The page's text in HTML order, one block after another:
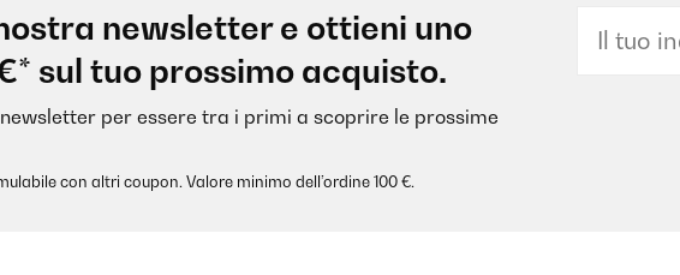
newsletter e ottieni uno
sul tuo prossimo acquisto.
per essere tra i primi a scoprire le prossime
con altri coupon. Valore minimo dell’ordine 100 €.